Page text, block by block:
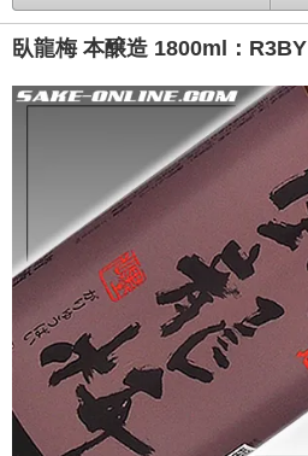
臥龍梅 本醸造 1800ml：R3BY